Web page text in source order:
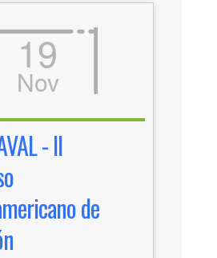
19
Nov
- II
de